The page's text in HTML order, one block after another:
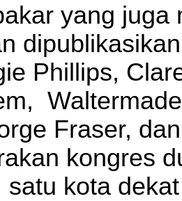
yang
Phillips,
Fraser,
kongres
satu kota